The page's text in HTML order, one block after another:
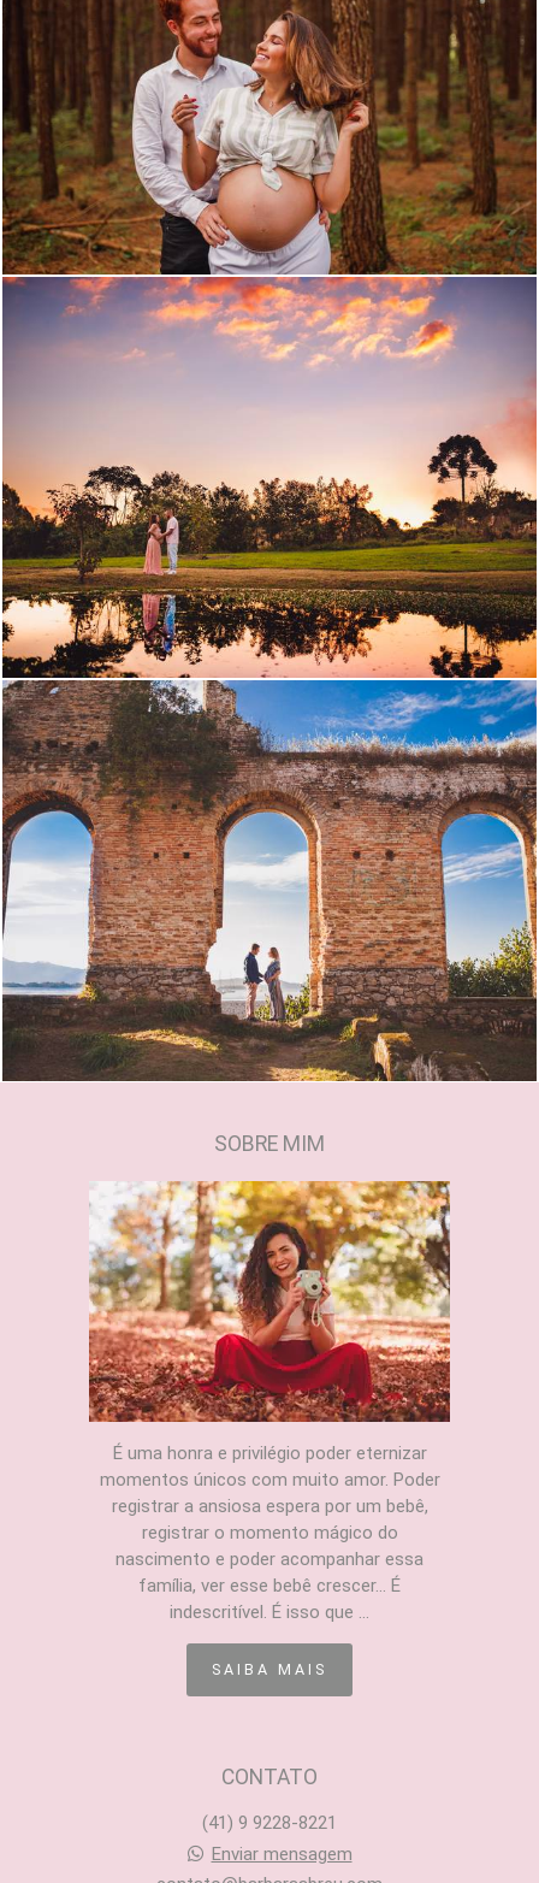
1035 0
1481 0
2131 0
SOBRE MIM
É uma honra e privilégio poder eternizar
momentos únicos com muito amor. Poder
registrar a ansiosa espera por um bebê,
registrar o momento mágico do
nascimento e poder acompanhar essa
família, ver esse bebê crescer... É
indescritível. É isso que ...
SAIBA MAIS
CONTATO
(41) 9 9228-8221
Enviar mensagem